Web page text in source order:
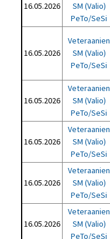
16.05.2026
SM (Valio)
PeTo/SeSi
16.05.2026
Veteraanien
SM (Valio)
PeTo/SeSi
16.05.2026
Veteraanien
SM (Valio)
PeTo/SeSi
16.05.2026
Veteraanien
SM (Valio)
PeTo/SeSi
16.05.2026
Veteraanien
SM (Valio)
PeTo/SeSi
16.05.2026
Veteraanien
SM (Valio)
PeTo/SeSi